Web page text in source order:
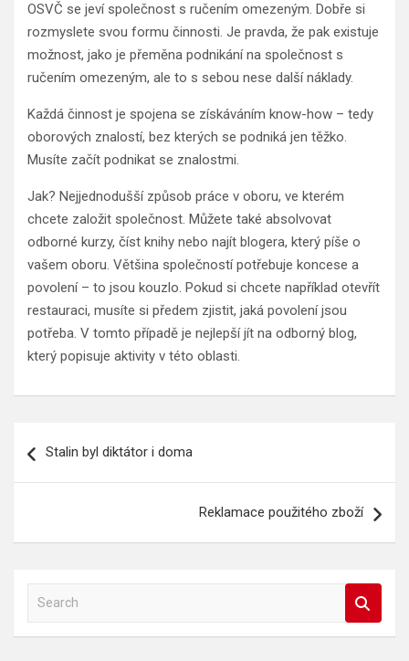
OSVČ se jeví společnost s ručením omezeným. Dobře si
rozmyslete svou formu činnosti. Je pravda, že pak existuje
možnost, jako je přeměna podnikání na společnost s
ručením omezeným, ale to s sebou nese další náklady.
Každá činnost je spojena se získáváním know-how – tedy
oborových znalostí, bez kterých se podniká jen těžko.
Musíte začít podnikat se znalostmi.
Jak? Nejjednodušší způsob práce v oboru, ve kterém
chcete založit společnost. Můžete také absolvovat
odborné kurzy, číst knihy nebo najít blogera, který píše o
vašem oboru. Většina společností potřebuje koncese a
povolení – to jsou kouzlo. Pokud si chcete například otevřít
restauraci, musíte si předem zjistit, jaká povolení jsou
potřeba. V tomto případě je nejlepší jít na odborný blog,
který popisuje aktivity v této oblasti.
proStalin byl diktátor i doma
Reklamace použitého zboží
a